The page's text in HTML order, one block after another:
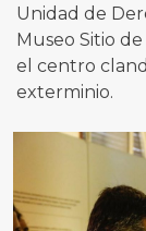
Unidad de
Museo Sitio
el centro
exterminio.